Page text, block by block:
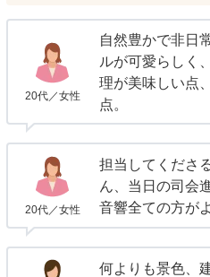
20代／女性
自然豊かで非日
ルが可愛らしく
理が美味しい点
点。
20代／女性
担当してくださ
ん、当日の司会
音響全ての方が
何よりも景色、